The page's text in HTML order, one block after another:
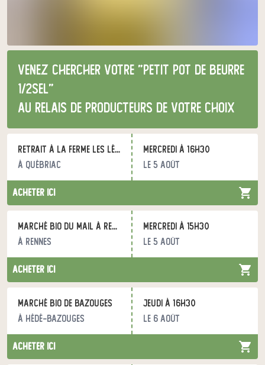
Venez chercher votre "Petit pot de beurre
1/2sel"
au relais de producteurs de votre choix
Retrait à la ferme Les Légumes du Grand Bois
à Québriac
mercredi à 16h30
le 5 août
acheter ici
Marché bio du Mail à Rennes
à Rennes
mercredi à 15h30
le 5 août
acheter ici
Marché bio de Bazouges
à Hédé-Bazouges
jeudi à 16h30
le 6 août
acheter ici